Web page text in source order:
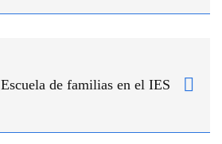
Escuela de familias en el IES